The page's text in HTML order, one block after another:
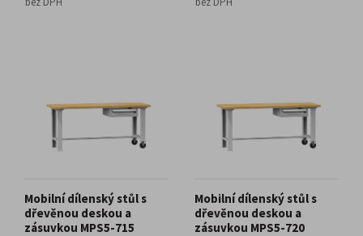
Mobilní dílenský stůl s
dřevěnou deskou a
zásuvkou MPS5-715
Mobilní dílenský stůl s
dřevěnou deskou a
zásuvkou MPS5-720